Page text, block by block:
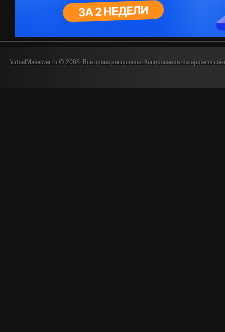
VirtualMakeover.ru © 2008. Все права защищены. Копирование материалов